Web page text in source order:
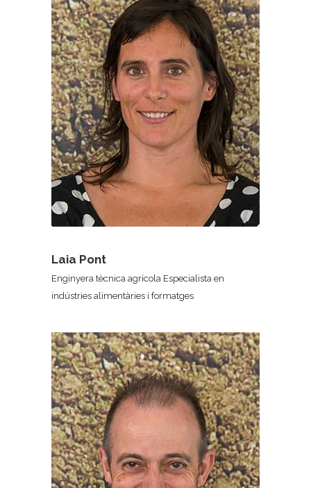
Laia Pont
Enginyera tècnica agrícola Especialista en
indústries alimentàries i formatges